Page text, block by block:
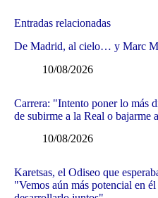
Entradas relacionadas
De Madrid, al cielo… y Marc
10/08/2026
Carrera: "Intento poner lo más
de subirme a la Real o bajarme
10/08/2026
Karetsas, el Odiseo que
"Vemos aún más potencial en